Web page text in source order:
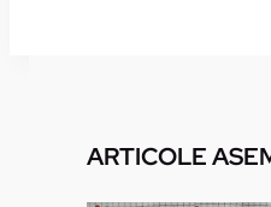
ARTICOLE